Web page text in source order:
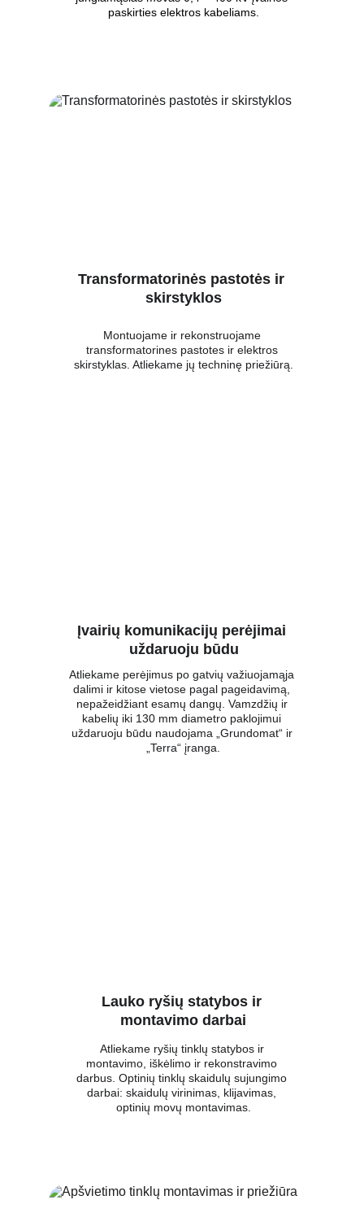
Transformatorinės pastotės ir
skirstyklos
Montuojame ir rekonstruojame
transformatorines pastotes ir elektros
skirstyklas. Atliekame jų techninę priežiūrą.
paskirties elektros kabeliams.
Lauko ryšių statybos ir
montavimo darbai
Atliekame ryšių tinklų statybos ir
montavimo, iškėlimo ir rekonstravimo
darbus. Optinių tinklų skaidulų sujungimo
darbai: skaidulų virinimas, klijavimas,
optinių movų montavimas.
Įvairių komunikacijų perėjimai
uždaruoju būdu
Atliekame perėjimus po gatvių važiuojamąja
dalimi ir kitose vietose pagal pageidavimą,
nepažeidžiant esamų dangų. Vamzdžių ir
kabelių iki 130 mm diametro paklojimui
uždaruoju būdu naudojama „Grundomat“ ir
„Terra“ įranga.